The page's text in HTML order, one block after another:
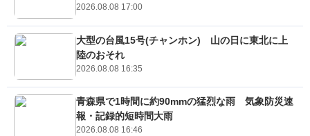
2026.08.08 17:00
大型の台風15号(チャンホン) 山の日に東北に上
陸のおそれ
2026.08.08 16:35
青森県で1時間に約90mmの猛烈な雨 気象防災速
報・記録的短時間大雨
2026.08.08 16:46